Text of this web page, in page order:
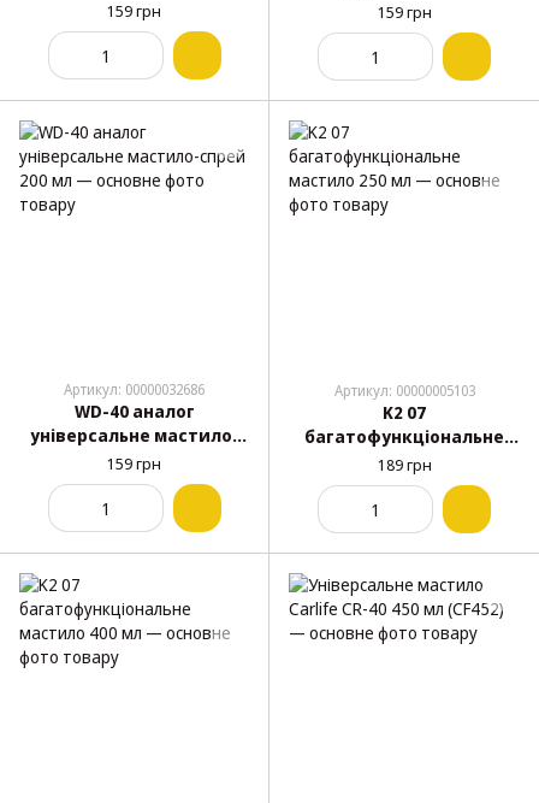
аплікатором 200 мл
(NX20600)
159 грн
(NX20300)
159 грн
Артикул: 00000032686
WD-40 аналог
універсальне мастило-
спрей 200 мл
159 грн
Артикул: 00000005103
K2 07
багатофункціональне
мастило 250 мл
189 грн